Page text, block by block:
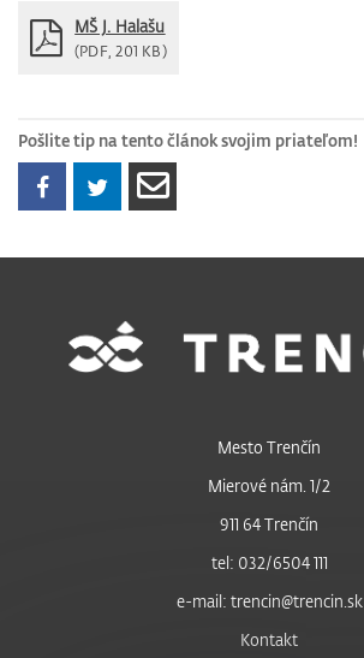
MŠ J. Halašu
(PDF, 201 KB)
Pošlite tip na tento článok svojim priateľom!
Mesto Trenčín
Mierové nám. 1/2
911 64 Trenčín
tel: 032/6504 111
e-mail: trencin@trencin.sk
Kontakt